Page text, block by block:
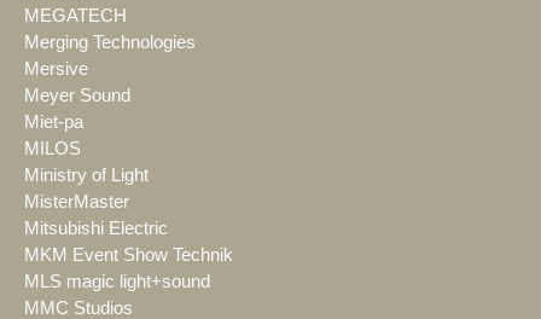
MEGATECH
Merging Technologies
Mersive
Meyer Sound
Miet-pa
MILOS
Ministry of Light
MisterMaster
Mitsubishi Electric
MKM Event Show Technik
MLS magic light+sound
MMC Studios